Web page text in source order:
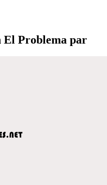
El Problema par